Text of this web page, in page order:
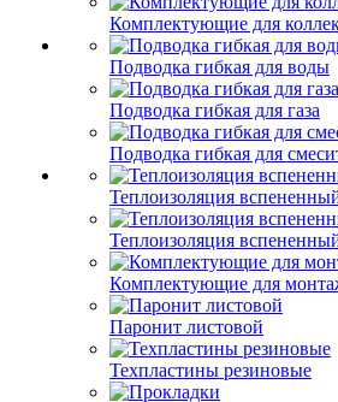
Комплектующие для
Подводка гибкая для воды
Подводка гибкая для газа
Подводка гибкая для
Теплоизоляция
Теплоизоляция
Комплектующие для
Паронит листовой
Техпластины резиновые